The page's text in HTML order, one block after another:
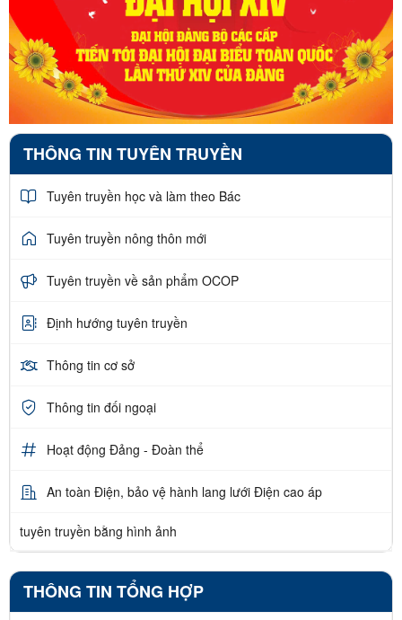
THÔNG TIN TUYÊN TRUYỀN
Tuyên truyền học và làm theo Bác
Tuyên truyền nông thôn mới
Tuyên truyền về sản phẩm OCOP
Định hướng tuyên truyền
Thông tin cơ sở
Thông tin đối ngoại
Hoạt động Đảng - Đoàn thể
An toàn Điện, bảo vệ hành lang lưới Điện cao áp
tuyên truyền bằng hình ảnh
THÔNG TIN TỔNG HỢP